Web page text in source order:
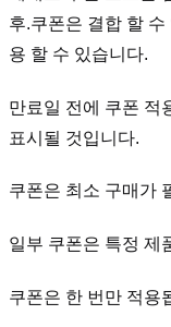
후.쿠폰은 결합 할
용 할 수 있습니다.
만료일 전에 쿠폰 적
표시될 것입니다.
쿠폰은 최소 구매가
일부 쿠폰은 특정 제
쿠폰은 한 번만 적용